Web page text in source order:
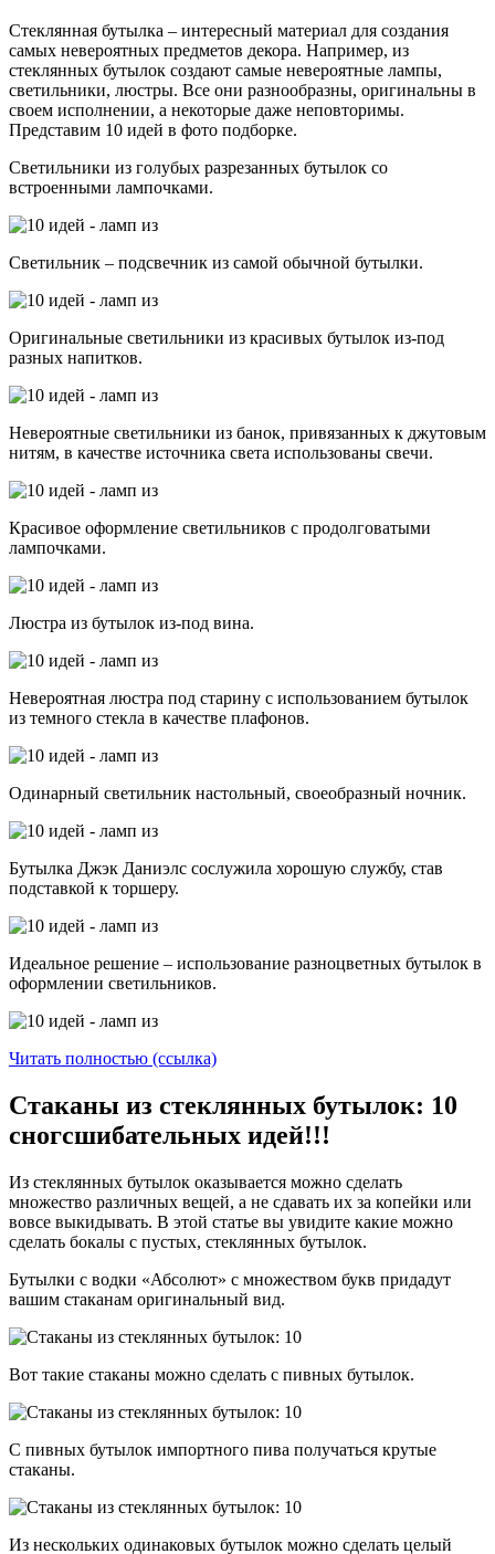
Стеклянная бутылка – интересный материал для создания
самых невероятных предметов декора. Например, из
стеклянных бутылок создают самые невероятные лампы,
светильники, люстры. Все они разнообразны, оригинальны в
своем исполнении, а некоторые даже неповторимы.
Представим 10 идей в фото подборке.
Светильники из голубых разрезанных бутылок со
встроенными лампочками.
Светильник – подсвечник из самой обычной бутылки.
Оригинальные светильники из красивых бутылок из-под
разных напитков.
Невероятные светильники из банок, привязанных к джутовым
нитям, в качестве источника света использованы свечи.
Красивое оформление светильников с продолговатыми
лампочками.
Люстра из бутылок из-под вина.
Невероятная люстра под старину с использованием бутылок
из темного стекла в качестве плафонов.
Одинарный светильник настольный, своеобразный ночник.
Бутылка Джэк Даниэлс сослужила хорошую службу, став
подставкой к торшеру.
Идеальное решение – использование разноцветных бутылок в
оформлении светильников.
Читать полностью (ссылка)
Стаканы из стеклянных бутылок: 10
сногсшибательных идей!!!
Из стеклянных бутылок оказывается можно сделать
множество различных вещей, а не сдавать их за копейки или
вовсе выкидывать. В этой статье вы увидите какие можно
сделать бокалы с пустых, стеклянных бутылок.
Бутылки с водки «Абсолют» с множеством букв придадут
вашим стаканам оригинальный вид.
Вот такие стаканы можно сделать с пивных бутылок.
С пивных бутылок импортного пива получаться крутые
стаканы.
Из нескольких одинаковых бутылок можно сделать целый